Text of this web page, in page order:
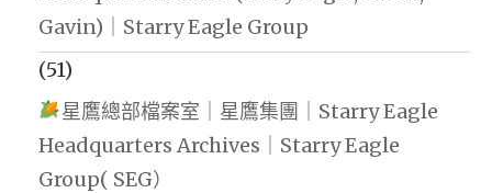
Gavin)｜Starry Eagle Group
(51)
星鷹總部檔案室｜星鷹集團｜Starry Eagle
Headquarters Archives｜Starry Eagle
Group( SEG）